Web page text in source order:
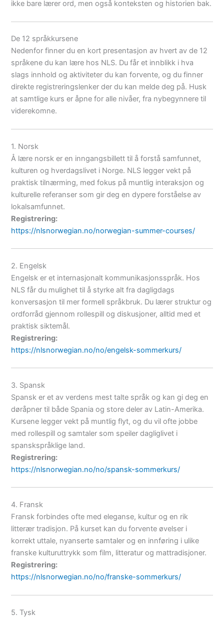
ikke bare lærer ord, men også konteksten og historien bak.
De 12 språkkursene
Nedenfor finner du en kort presentasjon av hvert av de 12
språkene du kan lære hos NLS. Du får et innblikk i hva
slags innhold og aktiviteter du kan forvente, og du finner
direkte registreringslenker der du kan melde deg på. Husk
at samtlige kurs er åpne for alle nivåer, fra nybegynnere til
viderekomne.
1. Norsk
Å lære norsk er en inngangsbillett til å forstå samfunnet,
kulturen og hverdagslivet i Norge. NLS legger vekt på
praktisk tilnærming, med fokus på muntlig interaksjon og
kulturelle referanser som gir deg en dypere forståelse av
lokalsamfunnet.
Registrering:
https://nlsnorwegian.no/norwegian-summer-courses/
2. Engelsk
Engelsk er et internasjonalt kommunikasjonsspråk. Hos
NLS får du mulighet til å styrke alt fra dagligdags
konversasjon til mer formell språkbruk. Du lærer struktur og
ordforråd gjennom rollespill og diskusjoner, alltid med et
praktisk siktemål.
Registrering:
https://nlsnorwegian.no/no/engelsk-sommerkurs/
3. Spansk
Spansk er et av verdens mest talte språk og kan gi deg en
døråpner til både Spania og store deler av Latin-Amerika.
Kursene legger vekt på muntlig flyt, og du vil ofte jobbe
med rollespill og samtaler som speiler dagliglivet i
spanskspråklige land.
Registrering:
https://nlsnorwegian.no/no/spansk-sommerkurs/
4. Fransk
Fransk forbindes ofte med eleganse, kultur og en rik
litterær tradisjon. På kurset kan du forvente øvelser i
korrekt uttale, nyanserte samtaler og en innføring i ulike
franske kulturuttrykk som film, litteratur og mattradisjoner.
Registrering:
https://nlsnorwegian.no/no/franske-sommerkurs/
5. Tysk